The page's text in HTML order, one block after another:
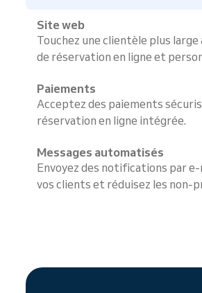
Site web
Touchez une clientèle plus large
de réservation en ligne et
Paiements
Acceptez des paiements
réservation en ligne intégrée.
Messages automatisés
Envoyez des notifications par e-
vos clients et réduisez les non-